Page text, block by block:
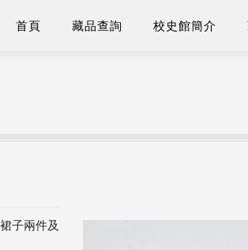
首頁 藏品查詢 校史館簡介
子兩件及